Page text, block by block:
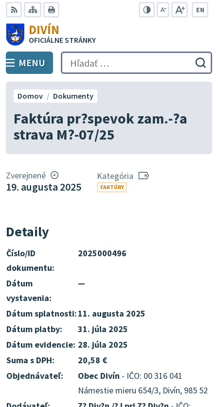
Preskočiť
na
obsah
RSS Mapa
EN
DIVÍN
OFICIÁLNE STRÁNKY
PREPNÚŤ
MENU Hľadať:
Faktúra pr?spevok zam.-?a
strava M?-07/25
Domov Dokumenty
Zverejnené
19. augusta 2025
Kategória
FAKTÚRY
Detaily
Číslo/ID
dokumentu:
2025000496
Dátum
vystavenia:
—
Dátum splatnosti:11. augusta 2025
Dátum platby:
31. júla 2025
Dátum evidencie: 28. júla 2025
Suma s DPH:
20,58 €
Objednávateľ:
Obec Divín - IČO: 00 316 041
Námestie mieru 654/3, Divín, 985 52